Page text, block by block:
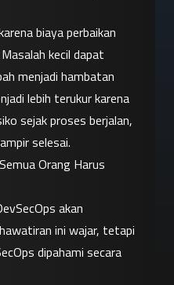
biaya perbaikan
kecil dapat
menjadi hambatan
lebih terukur karena
sejak proses berjalan,
selesai.
Orang Harus
akan
ini wajar, tetapi
dipahami secara